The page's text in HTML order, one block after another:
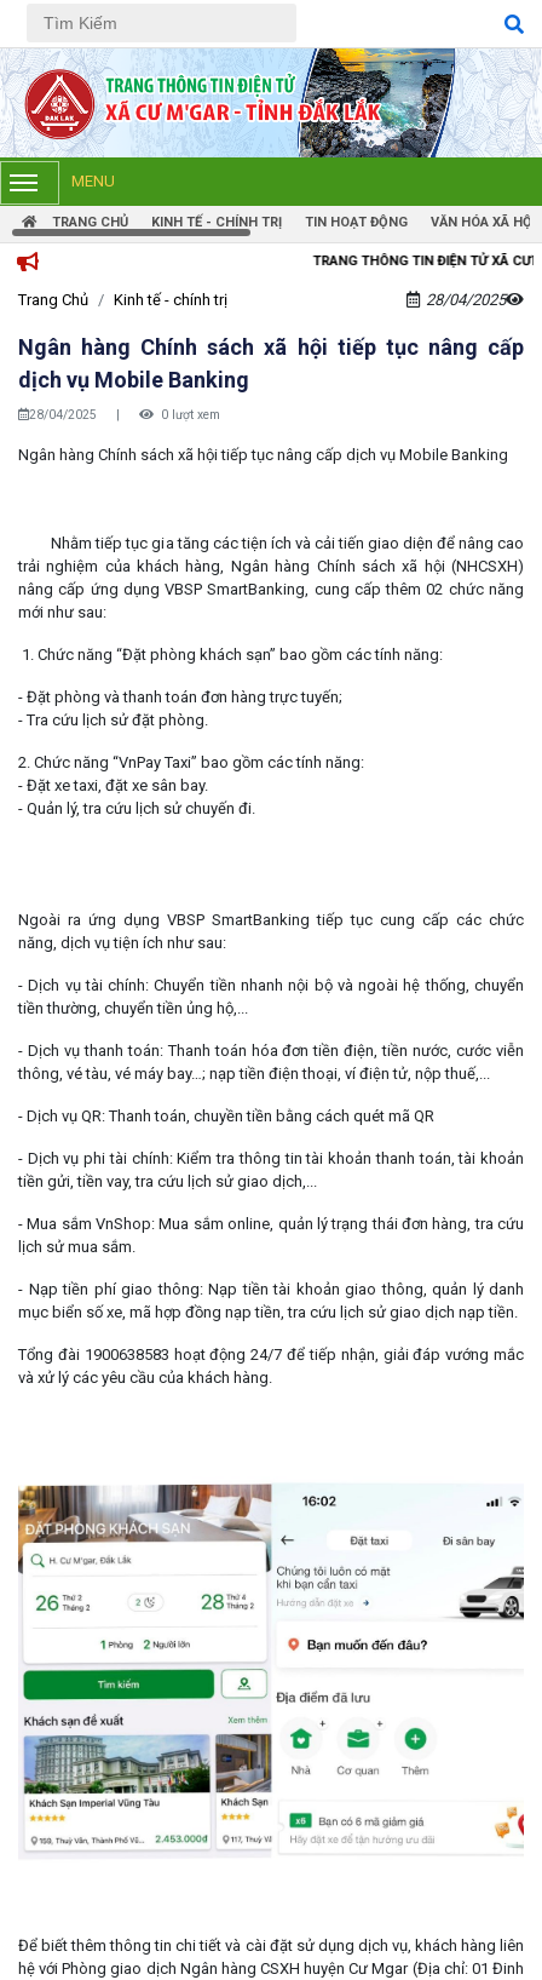
Tiếng Việt Tiếng Anh
MENU
TRANG CHỦ KINH TẾ - CHÍNH TRỊ TIN HOẠT ĐỘNG VĂN HÓA XÃ HỘI
TRANG THÔNG TIN ĐIỆN TỬ XÃ CƯM'GAR, TỈNH ĐẮK
Trang Chủ Kinh tế - chính trị 28/04/2025
Ngân hàng Chính sách xã hội tiếp tục nâng cấp
dịch vụ Mobile Banking
28/04/2025 | 0 lượt xem
Ngân hàng Chính sách xã hội tiếp tục nâng cấp dịch vụ Mobile Banking
Nhằm tiếp tục gia tăng các tiện ích và cải tiến giao diện để nâng cao
trải nghiệm của khách hàng, Ngân hàng Chính sách xã hội (NHCSXH)
nâng cấp ứng dụng VBSP SmartBanking, cung cấp thêm 02 chức năng
mới như sau:
1. Chức năng “Đặt phòng khách sạn” bao gồm các tính năng:
- Đặt phòng và thanh toán đơn hàng trực tuyến;
- Tra cứu lịch sử đặt phòng.
2. Chức năng “VnPay Taxi” bao gồm các tính năng:
- Đặt xe taxi, đặt xe sân bay.
- Quản lý, tra cứu lịch sử chuyến đi.
Ngoài ra ứng dụng VBSP SmartBanking tiếp tục cung cấp các chức
năng, dịch vụ tiện ích như sau:
- Dịch vụ tài chính: Chuyển tiền nhanh nội bộ và ngoài hệ thống, chuyển
tiền thường, chuyển tiền ủng hộ,...
- Dịch vụ thanh toán: Thanh toán hóa đơn tiền điện, tiền nước, cước viễn
thông, vé tàu, vé máy bay…; nạp tiền điện thoại, ví điện tử, nộp thuế,...
- Dịch vụ QR: Thanh toán, chuyền tiền bằng cách quét mã QR
- Dịch vụ phi tài chính: Kiểm tra thông tin tài khoản thanh toán, tài khoản
tiền gửi, tiền vay, tra cứu lịch sử giao dịch,...
- Mua sắm VnShop: Mua sắm online, quản lý trạng thái đơn hàng, tra cứu
lịch sử mua sắm.
- Nạp tiền phí giao thông: Nạp tiền tài khoản giao thông, quản lý danh
mục biển số xe, mã hợp đồng nạp tiền, tra cứu lịch sử giao dịch nạp tiền.
Tổng đài 1900638583 hoạt động 24/7 để tiếp nhận, giải đáp vướng mắc
và xử lý các yêu cầu của khách hàng.
Để biết thêm thông tin chi tiết và cài đặt sử dụng dịch vụ, khách hàng liên
hệ với Phòng giao dịch Ngân hàng CSXH huyện Cư Mgar (Địa chỉ: 01 Đinh